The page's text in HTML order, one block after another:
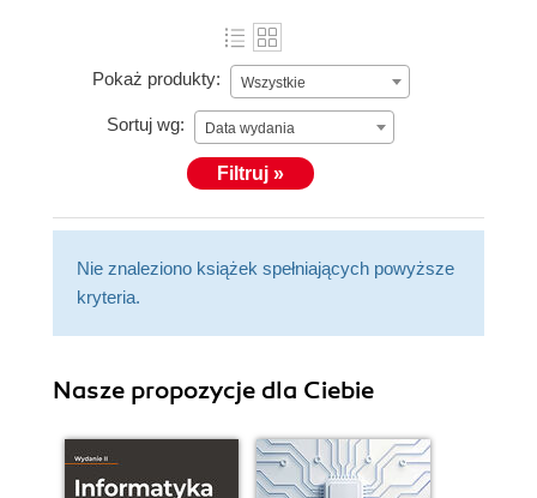
Pokaż produkty: Wszystkie
Sortuj wg: Data wydania
Filtruj »
Nie znaleziono książek spełniających powyższe
kryteria.
Nasze propozycje dla Ciebie